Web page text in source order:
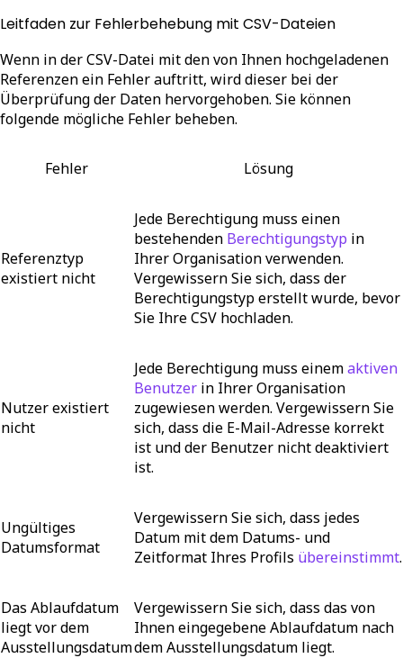
Leitfaden zur Fehlerbehebung mit CSV-Dateien
Wenn in der CSV-Datei mit den von Ihnen hochgeladenen
Referenzen ein Fehler auftritt, wird dieser bei der
Überprüfung der Daten hervorgehoben. Sie können
folgende mögliche Fehler beheben.
Fehler Lösung
Referenztyp
existiert nicht
Jede Berechtigung muss einen
bestehenden Berechtigungstyp in
Ihrer Organisation verwenden.
Vergewissern Sie sich, dass der
Berechtigungstyp erstellt wurde, bevor
Sie Ihre CSV hochladen.
Nutzer existiert
nicht
Jede Berechtigung muss einemaktiven
Benutzer in Ihrer Organisation
zugewiesen werden. Vergewissern Sie
sich, dass die E-Mail-Adresse korrekt
ist und der Benutzer nichtdeaktiviert
ist.
Ungültiges
Datumsformat
Vergewissern Sie sich, dass jedes
Datum mit dem Datums- und
Zeitformat Ihres Profils übereinstimmt.
Das Ablaufdatum
liegt vor dem
Ausstellungsdatum
Vergewissern Sie sich, dass das von
Ihnen eingegebene Ablaufdatum nach
dem Ausstellungsdatum liegt.